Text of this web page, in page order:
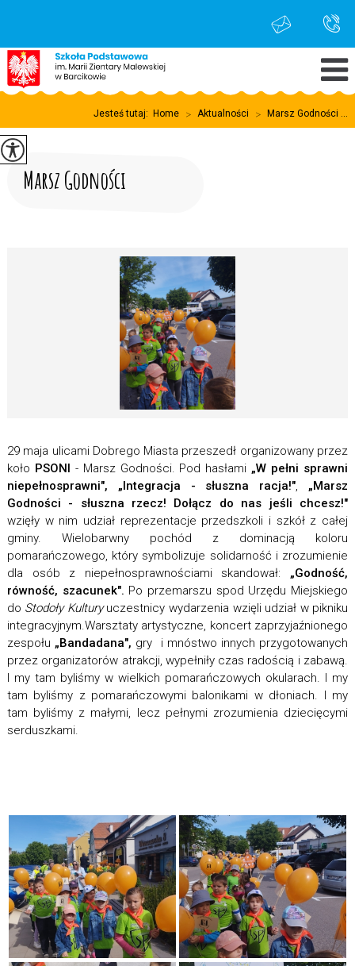
Jesteś tutaj: Home > Aktualności > Marsz Godności ...
Marsz Godności
29 maja ulicami Dobrego Miasta przeszedł organizowany przez
koło PSONI - Marsz Godności. Pod hasłami „W pełni sprawni
niepełnosprawni", „Integracja - słuszna racja!", „Marsz
Godności - słuszna rzecz! Dołącz do nas jeśli chcesz!"
wzięły w nim udział reprezentacje przedszkoli i szkół z całej
gminy. Wielobarwny pochód z dominacją koloru
pomarańczowego, który symbolizuje solidarność i zrozumienie
dla osób z niepełnosprawnościami skandował: „Godność,
równość, szacunek". Po przemarszu spod Urzędu Miejskiego
do Stodoły Kulturyuczestnicy wydarzenia wzięli udział w pikniku
integracyjnym.Warsztaty artystyczne, koncert zaprzyjaźnionego
zespołu „Bandadana", gry i mnóstwo innych przygotowanych
przez organizatorów atrakcji, wypełniły czas radością i zabawą.
I my tam byliśmy w wielkich pomarańczowych okularach. I my
tam byliśmy z pomarańczowymi balonikami w dłoniach. I my
tam byliśmy z małymi, lecz pełnymi zrozumienia dziecięcymi
serduszkami.